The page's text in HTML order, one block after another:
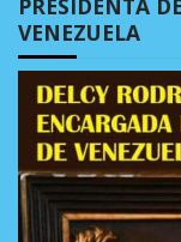
VENEZUELA